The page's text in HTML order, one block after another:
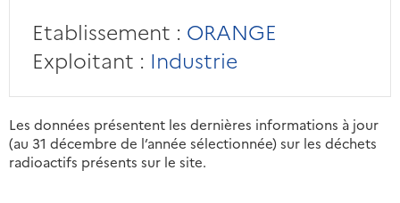
Etablissement : ORANGE
Exploitant : Industrie
Les données présentent les dernières informations à jour
(au 31 décembre de l’année sélectionnée) sur les déchets
radioactifs présents sur le site.